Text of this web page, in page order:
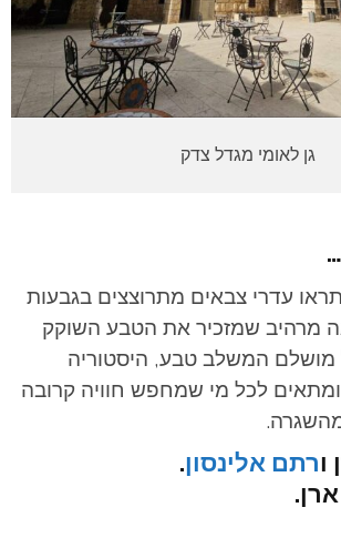
גן לאומי מגדל צדק
עדרי צבאים מתרוצצים בגבעות
מרהיב שמזכיר את הטבע השוקק
מושלם המשלב טבע, היסטוריה
ומתאים לכל מי שמחפש חוויה קרובה
ורתם אלינסון.